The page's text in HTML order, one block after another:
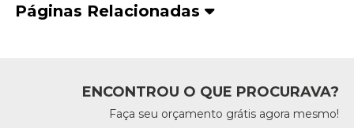
Páginas Relacionadas
ENCONTROU O QUE PROCURAVA?
Faça seu orçamento grátis agora mesmo!